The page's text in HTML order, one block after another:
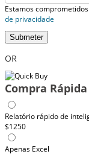
Estamos
de privacidade
Submeter
OR
Compra Rápida
Relatório rápido de
$1250
Apenas Excel